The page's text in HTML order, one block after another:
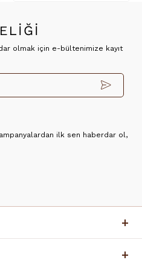
olmak için e-bültenimize kayıt
ilk sen haberdar ol,